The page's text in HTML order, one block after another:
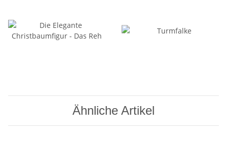
Ähnliche Artikel